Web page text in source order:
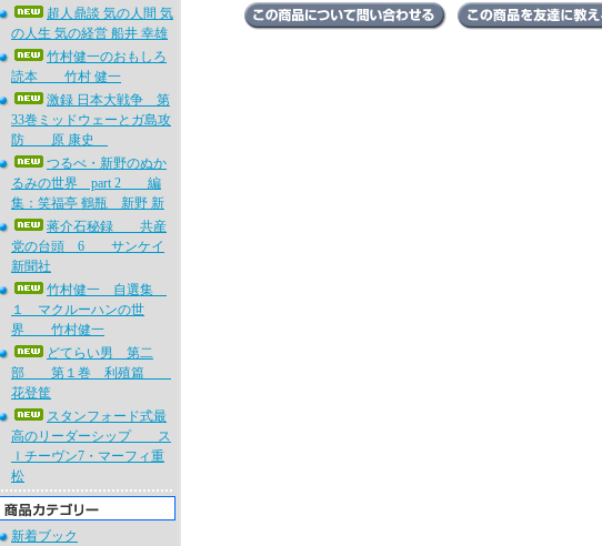
超人鼎談 気の人間 気
の人生 気の経営 船井 幸雄
竹村健一のおもしろ
読本 竹村 健一
激録 日本大戦争 第
33巻ミッドウェーとガ島攻
防 原 康史
つるべ・新野のぬか
るみの世界 part 2 編
集：笑福亭 鶴瓶 新野 新
蒋介石秘録 共産
党の台頭 6 サンケイ
新聞社
竹村健一 自選集
１ マクルーハンの世
界 竹村健一
どてらい男 第二
部 第１巻 利殖篇
花登筐
スタンフォード式最
高のリーダーシップ ス
ｌチーヴン7・マーフィ重
松
新着ブック